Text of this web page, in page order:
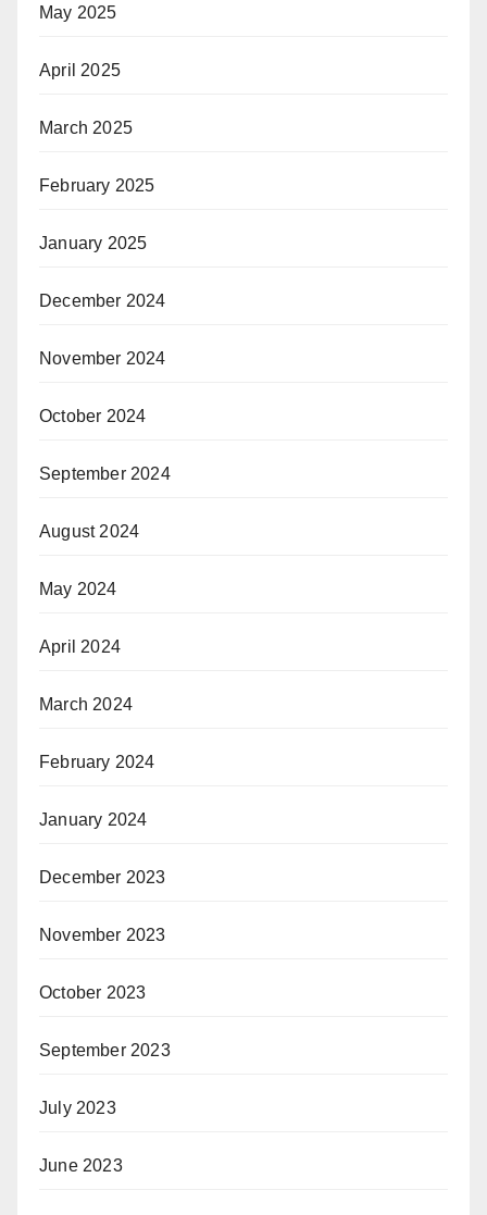
May 2025
April 2025
March 2025
February 2025
January 2025
December 2024
November 2024
October 2024
September 2024
August 2024
May 2024
April 2024
March 2024
February 2024
January 2024
December 2023
November 2023
October 2023
September 2023
July 2023
June 2023